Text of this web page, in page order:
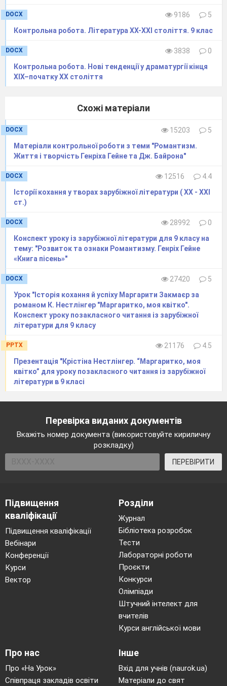
DOCX 9186
5
Контрольна робота. Література ХХ-ХХІ століття. 9 клас
DOCX 3838
0
Контрольна робота. Нові тенденції у драматургії кінця
XIX–початку XX століття
Схожі матеріали
DOCX 15203
5
Матеріали контрольної роботи з теми "Романтизм.
Життя і творчість Генріха Гейне та Дж. Байрона"
DOCX 12516
4.4
Історії кохання у творах зарубіжної літератури ( ХХ - ХХІ
ст.)
DOCX 28992
0
Конспект уроку із зарубіжної літератури для 9 класу на
тему: "Розвиток та ознаки Романтизму. Генріх Гейне
«Книга пісень»"
DOCX 27420
5
Урок "Історія кохання й успіху Маргарити Закмаєр за
романом К. Нестлінгер "Маргаритко, моя квітко".
Конспект уроку позакласного читання із зарубіжної
літератури для 9 класу
PPTX 21176
4.5
Презентація "Крістіна Нестлінгер. “Маргаритко, моя
квітко” для уроку позакласного читання із зарубіжної
літератури в 9 класі
Перевірка виданих документів
Вкажіть номер документа (використовуйте кириличну
розкладку)
ПЕРЕВІРИТИ
Підвищення
кваліфікації
Підвищення кваліфікації
Вебінари
Конференції
Курси
Вектор
Розділи
Журнал
Бібліотека розробок
Тести
Лабораторні роботи
Проєкти
Конкурси
Олімпіади
Штучний інтелект для
вчителів
Курси англійської мови
Про нас
Про «На Урок»
Співпраця закладів освіти
Інше
Вхід для учнів (naurok.ua)
Матеріали до свят